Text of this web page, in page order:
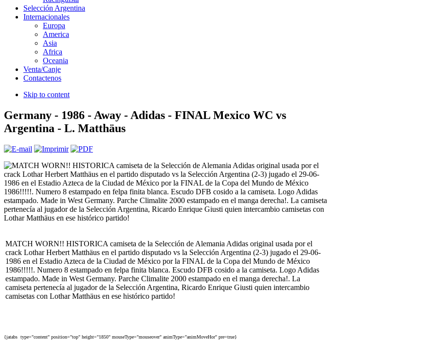
Selección Argentina
Internacionales
Europa
America
Asia
Africa
Oceania
Venta/Canje
Contactenos
Skip to content
Germany - 1986 - Away - Adidas - FINAL Mexico WC vs
Argentina - L. Matthäus
MATCH WORN!! HISTORICA camiseta de la Selección de Alemania Adidas original usada por el
crack Lothar Herbert Matthäus en el partido disputado vs la Selección Argentina (2-3) jugado el 29-06-
1986 en el Estadio Azteca de la Ciudad de México por la FINAL de la Copa del Mundo de México
1986!!!!!. Numero 8 estampado en felpa finita blanca. Escudo DFB cosido a la camiseta. Logo Adidas
estampado. Made in West Germany. Parche Climalite 2000 estampado en el manga derecha!. La
camiseta pertenecía al jugador de la Selección Argentina, Ricardo Enrique Giusti quien intercambio
camisetas con Lothar Matthäus en ese histórico partido!
{jatabs type="content" position="top" height="1850" mouseType="mouseover" animType="animMoveHor" pre=true}